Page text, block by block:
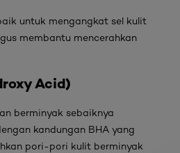
untuk mengangkat sel kulit
membantu mencerahkan
Acid)
berminyak sebaiknya
kandungan BHA yang
pori-pori kulit berminyak